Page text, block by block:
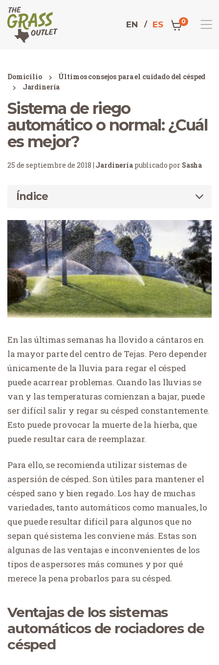
EN ES 0
Domicilio
Últimos consejos para el cuidado del césped
Jardinería
Sistema de riego
automático o normal: ¿Cuál
es mejor?
25 de septiembre de 2018 | Jardinería publicado por Sasha
Índice
En las últimas semanas ha llovido a cántaros en
la mayor parte del centro de Tejas. Pero depender
únicamente de la lluvia para regar el césped
puede acarrear problemas. Cuando las lluvias se
van y las temperaturas comienzan a bajar, puede
ser difícil salir y regar su césped constantemente.
Esto puede provocar la muerte de la hierba, que
puede resultar cara de reemplazar.
Para ello, se recomienda utilizar sistemas de
aspersión de césped. Son útiles para mantener el
césped sano y bien regado. Los hay de muchas
variedades, tanto automáticos como manuales, lo
que puede resultar difícil para algunos que no
sepan qué sistema les conviene más. Estas son
algunas de las ventajas e inconvenientes de los
tipos de aspersores más comunes y por qué
merece la pena probarlos para su césped.
Ventajas de los sistemas
automáticos de rociadores de
césped